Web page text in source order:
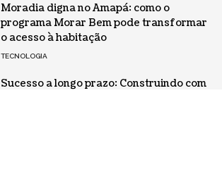
Moradia digna no Amapá: como o
programa Morar Bem pode transformar
o acesso à habitação
TECNOLOGIA
Sucesso a longo prazo: Construindo com